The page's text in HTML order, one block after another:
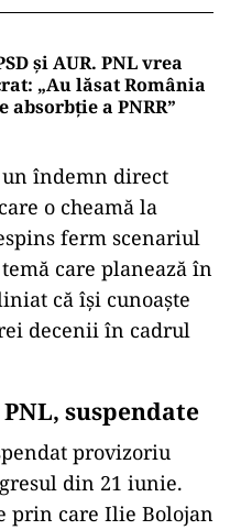
și AUR. PNL vrea
„Au lăsat România
a PNRR”
îndemn direct
o cheamă la
ferm scenariul
care planează în
că își cunoaște
decenii în cadrul
suspendate
provizoriu
din 21 iunie.
prin care Ilie Bolojan